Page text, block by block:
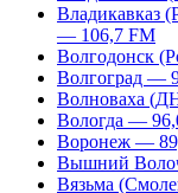
Владикавказ
— 106,7 FM
Волгодонск
Волгоград —
Волноваха
Вологда —
Воронеж —
Вышний
Вязьма